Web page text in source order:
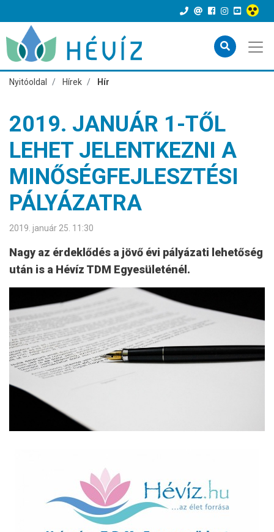
Nyitóoldal Hírek Hír
2019. JANUÁR 1-TŐL
LEHET JELENTKEZNI A
MINŐSÉGFEJLESZTÉSI
PÁLYÁZATRA
2019. január 25. 11:30
Nagy az érdeklődés a jövő évi pályázati lehetőség
után is a Hévíz TDM Egyesületénél.